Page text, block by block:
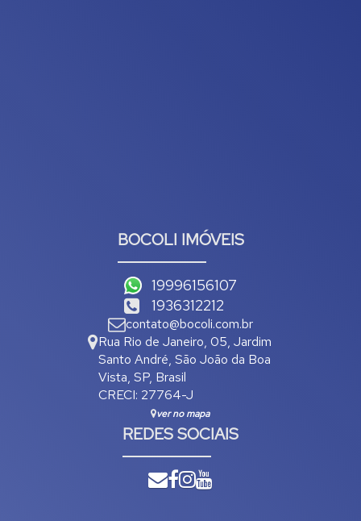
BOCOLI IMÓVEIS
19996156107
1936312212
contato@bocoli.com.br
Rua Rio de Janeiro, 05, Jardim
Santo André, São João da Boa
Vista, SP, Brasil
CRECI: 27764-J
ver no mapa
REDES SOCIAIS